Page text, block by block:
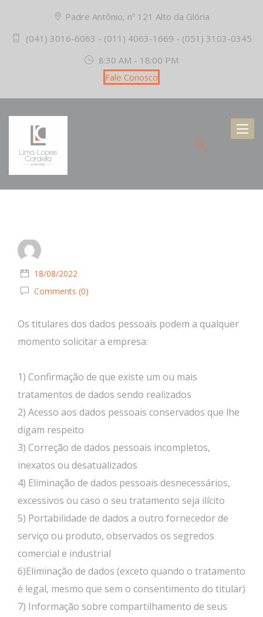
Padre Antônio, nº 121 Alto da Glória
(041) 3016-6063 - (011) 4063-1669 - (051) 3103-0345
8:30 AM - 18:00 PM
Fale Conosco
18/08/2022
Comments (0)
Os titulares dos dados pessoais podem a qualquer
momento solicitar a empresa:
1) Confirmação de que existe um ou mais
tratamentos de dados sendo realizados
2) Acesso aos dados pessoais conservados que lhe
digam respeito
3) Correção de dados pessoais incompletos,
inexatos ou desatualizados
4) Eliminação de dados pessoais desnecessários,
excessivos ou caso o seu tratamento seja ilícito
5) Portabilidade de dados a outro fornecedor de
serviço ou produto, observados os segredos
comercial e industrial
6)Eliminação de dados (exceto quando o tratamento
é legal, mesmo que sem o consentimento do titular)
7) Informação sobre compartilhamento de seus